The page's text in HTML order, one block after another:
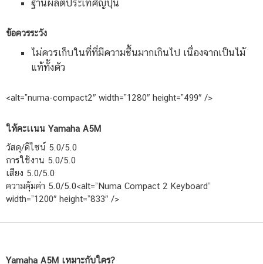
ฐานผลิตประเทศญี่ปุ่น
ข้อควรระวัง
ไม่ควรเก็บในที่ที่มีความชื้นมากเกินไป เนื่องจากเป็นไม้
แท้ทั้งตัว
<alt=”numa-compact2″ width=”1280″ height=”499″ />
ให้คะเเนน Yamaha A5M
วัสดุ/ดีไซน์ 5.0/5.0
การใช้งาน 5.0/5.0
เสียง 5.0/5.0
ความคุ้มค่า 5.0/5.0<alt=”Numa Compact 2 Keyboard”
width=”1200″ height=”833″ />
Yamaha A5M เหมาะกับใคร?